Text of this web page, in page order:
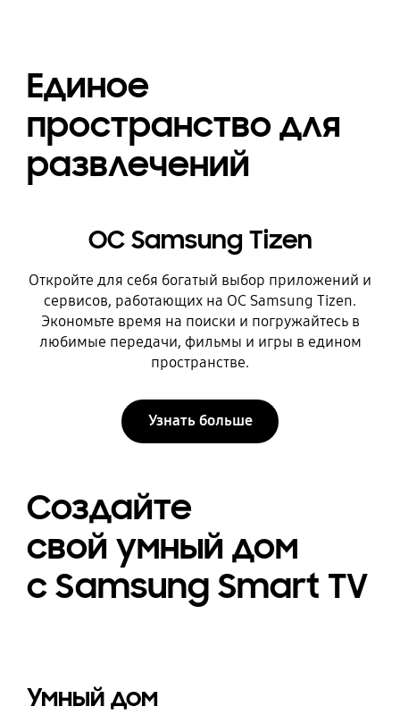
Единое
пространство для
развлечений
ОС Samsung Tizen
Откройте для себя богатый выбор приложений и
сервисов, работающих на ОС Samsung Tizen.
Экономьте время на поиски и погружайтесь в
любимые передачи, фильмы и игры в едином
пространстве.
Узнать больше
Создайте
свой умный дом
с Samsung Smart TV
Умный дом